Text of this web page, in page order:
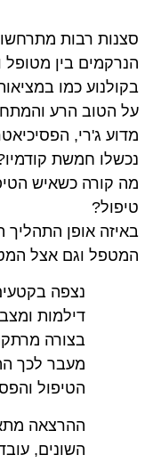
סצנות רבות
הנרקמים בין מטופל
בקולנוע כמו
על הטוב הרע
מדוע ג'רי,
נכשלו חמשת
מה קורה כשאיש
טיפול?
באיזה אופן התהליך
המטפל וגם אצל
נצפה
דילמות
בצורה
מעבר לכך
הטיפול
ההרצאה
השונים,